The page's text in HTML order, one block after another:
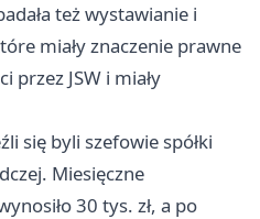
też wystawianie i
miały znaczenie prawne
przez JSW i miały
się byli szefowie spółki
Miesięczne
30 tys. zł, a po